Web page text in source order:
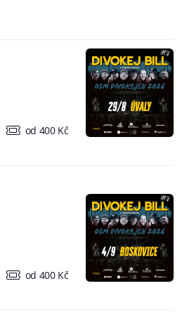
od 400 Kč
od 400 Kč